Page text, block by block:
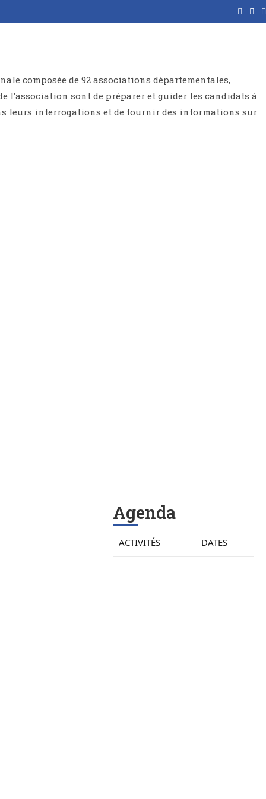
composée de 92 associations départementales,
l’association sont de préparer et guider les candidats à
leurs interrogations et de fournir des informations sur
Agenda
ACTIVITÉS DATES